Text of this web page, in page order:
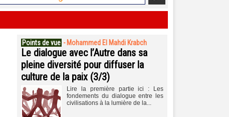
Points de vue - Mohammed El Mahdi Krabch
Le dialogue avec l’Autre dans sa
pleine diversité pour diffuser la
culture de la paix (3/3)
Lire la première partie ici : Les
fondements du dialogue entre les
civilisations à la lumière de la...